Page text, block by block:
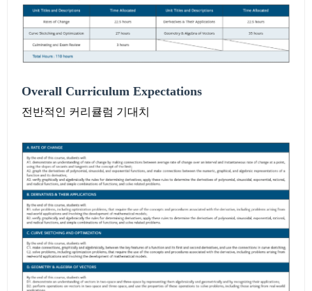
Overall Curriculum Expectations
전반적인 커리큘럼 기대치